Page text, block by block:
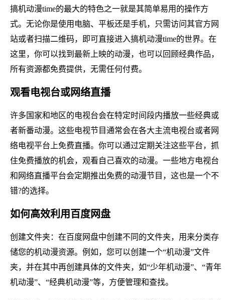
搞机动漫time的最大的特色之一就是其简单易用的操作方
式。无论你是使用电脑、平板还是手机，只需访问其官方网
站或者扫描二维码，即可直接进入搞机动漫time的世界。在
这里，你可以找到最新上映的动漫，也可以回顾经典作品，
所有资源都免费提供，无需任何付费。
观看电视台或网络直播
许多国家和地区的电视台会在特定时间段内播放一些经典或
者新番动漫。这些电视节目通常会在各大主流电视台或者网
络电视平台上免费直播。你可以通过定期关注这些平台，抓
住免费播放的机会，观看自己喜欢的动漫。一些地方电视台
和网络直播平台会定期推出免费的动漫节目，这也是一个不
错?的选择。
如何高效利用百度网盘
创建文件夹：在百度网盘中创建不同的文件夹，用来分类存
储您的机动漫资源。例如，您可以创建一个“机动漫”文件
夹，并在其中再创建具体的文件夹，如“少年机动漫”、“青年
机动漫”、“经典机动漫”等，方便管理和查找。